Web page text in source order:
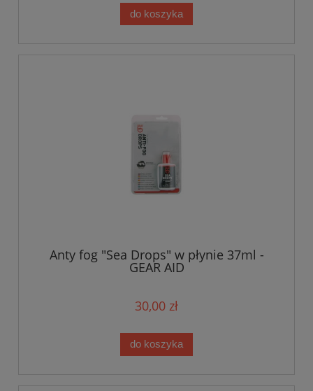
do koszyka
Anty fog "Sea Drops" w płynie 37ml -
GEAR AID
30,00 zł
do koszyka